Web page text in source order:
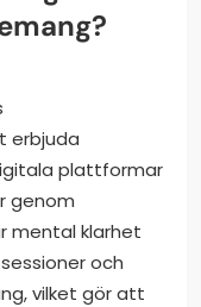
erbjuda
plattformar
genom
mental klarhet
och
vilket gör att